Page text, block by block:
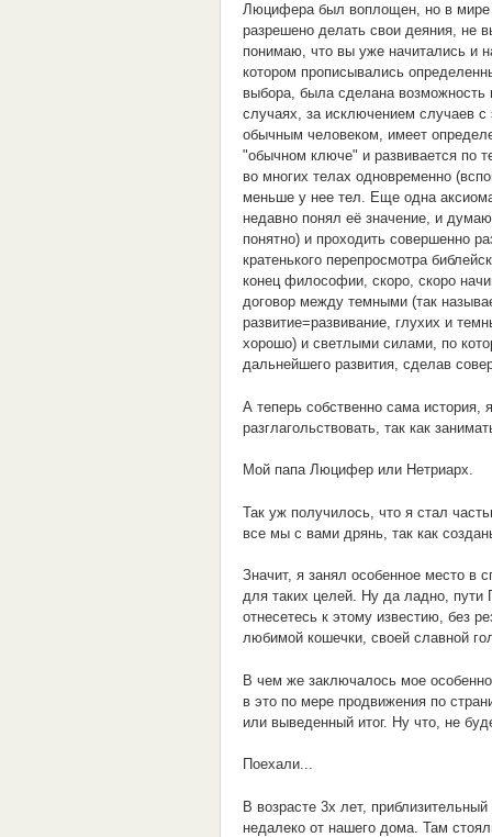
Люцифера был воплощен, но в мире
разрешено делать свои деяния, не
понимаю, что вы уже начитались и
котором прописывались
выбора, была сделана
случаях, за исключением случаев
обычным человеком, имеет
"обычном ключе" и развивается по
во многих телах одновременно
меньше у нее тел. Еще одна
недавно понял её значение, и
понятно) и проходить совершенно
кратенького перепросмотра
конец философии, скоро, скоро
договор между темными (так
развитие=развивание, глухих и
хорошо) и светлыми силами, по
дальнейшего развития, сделав
А теперь собственно сама
разглагольствовать, так как
Мой папа Люцифер или Нетриарх.
Так уж получилось, что я стал
все мы с вами дрянь, так как
Значит, я занял особенное место в
для таких целей. Ну да ладно, пути
отнесетесь к этому известию, без
любимой кошечки, своей славной
В чем же заключалось мое
в это по мере продвижения по
или выведенный итог. Ну что, не
Поехали...
В возрасте 3х лет,
недалеко от нашего дома. Там